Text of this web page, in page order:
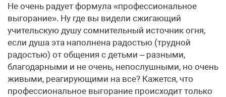
Не очень радует формула «профессиональное
выгорание». Ну где вы видели сжигающий
учительскую душу сомнительный источник огня,
если душа эта наполнена радостью (трудной
радостью) от общения с детьми – разными,
благодарными и не очень, непослушными, но очень
живыми, реагирующими на все? Кажется, что
профессиональное выгорание происходит только